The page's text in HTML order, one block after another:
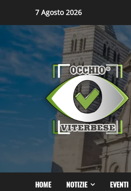
content
7 Agosto 2026
HOME NOTIZIE EVENTI